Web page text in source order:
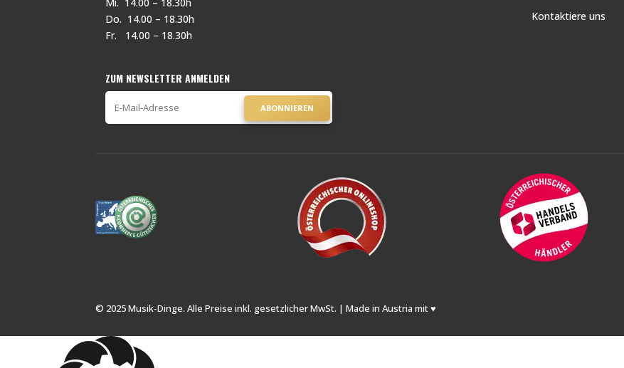
Do. 14.00 – 18.30h
Fr. 14.00 – 18.30h
ZUM NEWSLETTER ANMELDEN
ABONNIEREN
Kontaktiere uns
© 2025 Musik-Dinge. Alle Preise inkl. gesetzlicher MwSt. | Made in Austria mit ♥